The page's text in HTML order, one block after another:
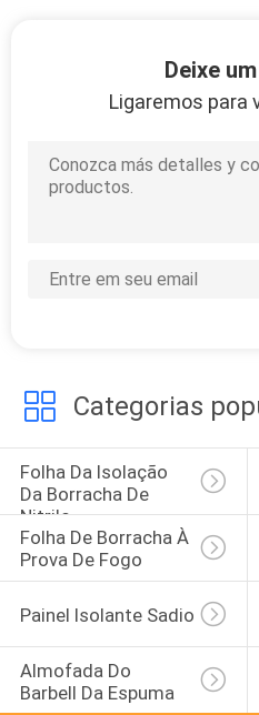
Targets
Clay
não
do
Deixe
Ligaremos para
Categorias
Folha Da Isolação
Da Borracha De
Nitrilo
Folha De Borracha À
Prova De Fogo
Painel Isolante Sadio
Almofada Do
Barbell Da Espuma